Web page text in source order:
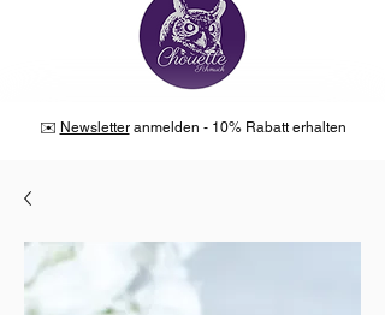
✉️ Newsletteranmelden - 10% Rabatt erhalten